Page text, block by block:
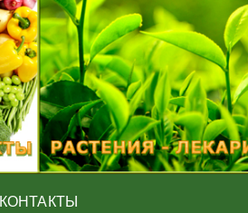
КОНТАКТЫ